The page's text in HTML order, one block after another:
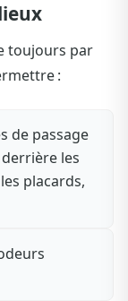
toujours par
:
de passage
les
placards,